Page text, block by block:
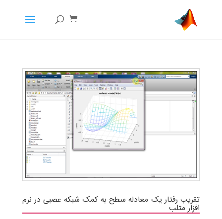
تقریب رفتار یک معادله سطح به کمک شبکه عصبی در نرم
افزار متلب